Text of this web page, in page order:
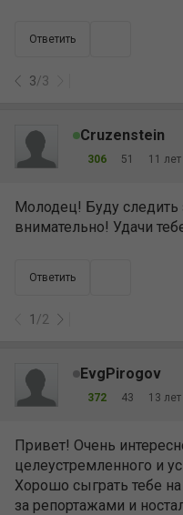
Ответить
3/3
Cruzenstein
306 51 11
Молодец! Буду
внимательно! Удачи
Ответить
1 /2
EvgPirogov
372 43 13
Привет! Очень
целеустремленного и
Хорошо сыграть тебе
за репортажами и